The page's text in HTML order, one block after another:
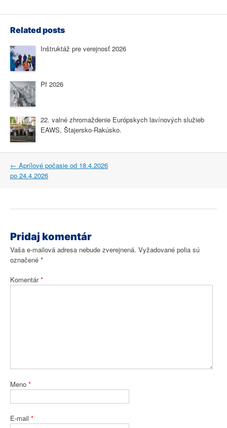
Related posts
Inštruktáž pre verejnosť 2026
Pf 2026
22. valné zhromaždenie Európskych lavínových služieb
EAWS, Štajersko-Rakúsko.
Post
navigation
← Aprílové počasie od 18.4.2026
po 24.4.2026
Pridaj komentár
Vaša e-mailová adresa nebude zverejnená. Vyžadované polia sú
označené *
Komentár*
Meno *
E-mail *